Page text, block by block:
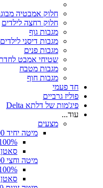
חלוק אמבטיה
חלוק רחצה לילדים
מגבות גוף
מגבות דיסני לילדים
מגבות פנים
שטיחי אמבט
מגבות מטבח
מגבות חוף
חד פעמי
פוליז גרביים
פיג'מות של דלתא Delta
עוד...
מצעים
מיטה יחיד 90/200
100%
מיטה וחצי 120/200
100%